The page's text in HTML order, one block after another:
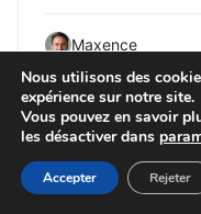
Maxence
FISCALITÉ
Nous utilisons des
expérience sur notre site.
Vous pouvez en savoir
les désactiver dans
Accepter Rejeter